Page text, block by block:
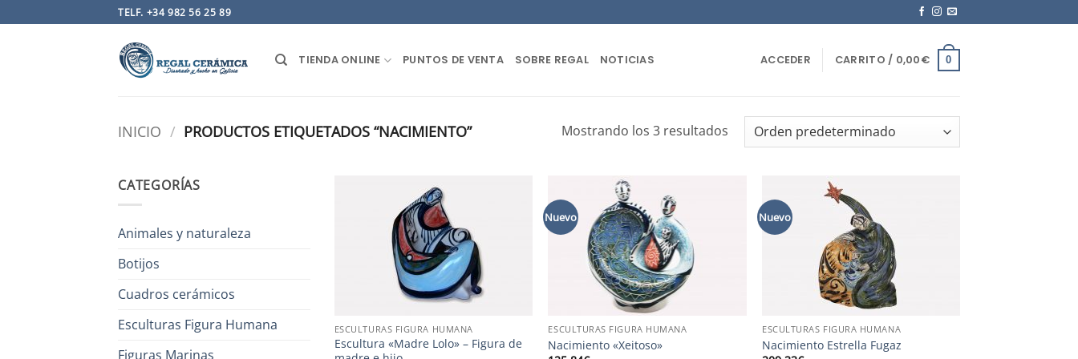
al
TELF. +34 982 56 25 89
TIENDA ONLINE PUNTOS DE VENTA SOBRE REGAL NOTICIAS ACCEDER CARRITO / 0,00€ 0
INICIO / PRODUCTOS ETIQUETADOS “NACIMIENTO” Mostrando los 3 resultados
CATEGORÍAS
Animales y naturaleza
Botijos
Cuadros cerámicos
Esculturas Figura Humana
Figuras Marinas
ESCULTURAS FIGURA HUMANA
Escultura «Madre Lolo» – Figura de
Nuevo
ESCULTURAS FIGURA HUMANA
Nacimiento «Xeitoso»
Nuevo
ESCULTURAS FIGURA HUMANA
Nacimiento Estrella Fugaz